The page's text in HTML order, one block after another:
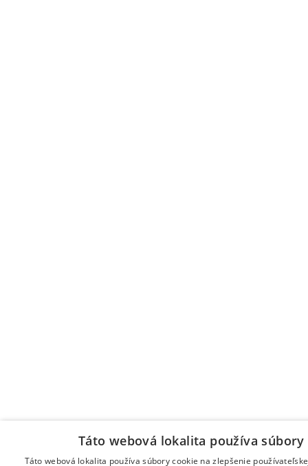
Táto webová lokalita používa súbory
Táto webová lokalita používa súbory cookie na zlepšenie